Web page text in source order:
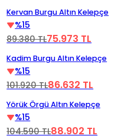
%15 İndirim
Kervan Burgu Altın Kelepçe
%15
89.380 TL75.973 TL
%15 İndirim
Kadim Burgu Altın Kelepçe
%15
101.920 TL86.632 TL
%15 İndirim
Yörük Örgü Altın Kelepçe
%15
104.590 TL88.902 TL